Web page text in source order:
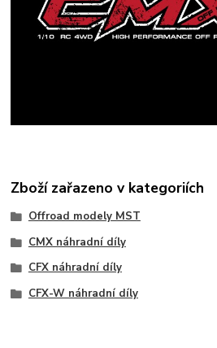
Zboží zařazeno v kategoriích
Offroad modely MST
CMX náhradní díly
CFX náhradní díly
CFX-W náhradní díly